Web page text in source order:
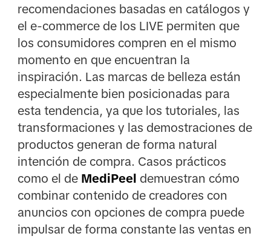
recomendaciones basadas en catálogos y
el e-commerce de los LIVE permiten que
los consumidores compren en el mismo
momento en que encuentran la
inspiración. Las marcas de belleza están
especialmente bien posicionadas para
esta tendencia, ya que los tutoriales, las
transformaciones y las demostraciones de
productos generan de forma natural
intención de compra. Casos prácticos
como el de MediPeel demuestran cómo
combinar contenido de creadores con
anuncios con opciones de compra puede
impulsar de forma constante las ventas en